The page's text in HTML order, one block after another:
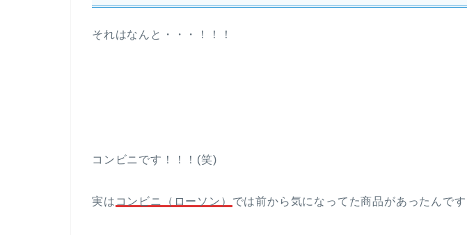
それはなんと・・・！！！
コンビニです！！！(笑)
実は コンビニ（ローソン） では前から気になってた商品があったんです